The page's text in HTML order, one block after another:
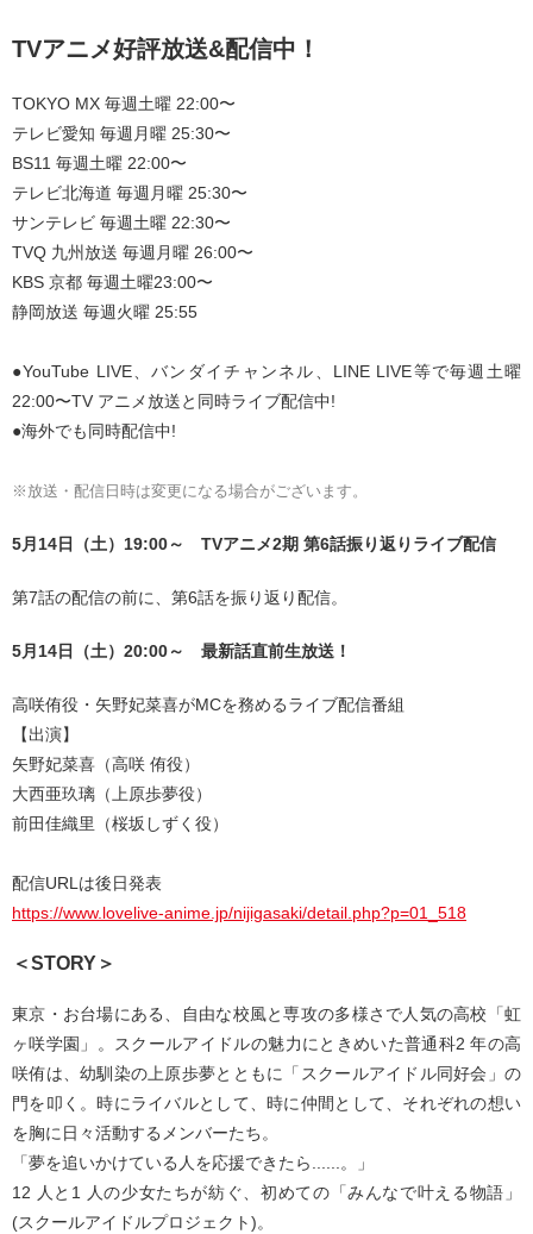
TVアニメ好評放送&配信中！
TOKYO MX 毎週土曜 22:00〜
テレビ愛知 毎週月曜 25:30〜
BS11 毎週土曜 22:00〜
テレビ北海道 毎週月曜 25:30〜
サンテレビ 毎週土曜 22:30〜
TVQ 九州放送 毎週月曜 26:00〜
KBS 京都 毎週土曜23:00〜
静岡放送 毎週火曜 25:55
●YouTube LIVE、バンダイチャンネル、LINE LIVE等で毎週土曜
22:00〜TV アニメ放送と同時ライブ配信中!
●海外でも同時配信中!
※放送・配信日時は変更になる場合がございます。
5月14日（土）19:00～ TVアニメ2期 第6話振り返りライブ配信
第7話の配信の前に、第6話を振り返り配信。
5月14日（土）20:00～ 最新話直前生放送！
高咲侑役・矢野妃菜喜がMCを務めるライブ配信番組
【出演】
矢野妃菜喜（高咲 侑役）
大西亜玖璃（上原歩夢役）
前田佳織里（桜坂しずく役）
配信URLは後日発表
https://www.lovelive-anime.jp/nijigasaki/detail.php?p=01_518
＜STORY＞
東京・お台場にある、自由な校風と専攻の多様さで人気の高校「虹
ヶ咲学園」。スクールアイドルの魅力にときめいた普通科2 年の高
咲侑は、幼馴染の上原歩夢とともに「スクールアイドル同好会」の
門を叩く。時にライバルとして、時に仲間として、それぞれの想い
を胸に日々活動するメンバーたち。
「夢を追いかけている人を応援できたら......。」
12 人と1 人の少女たちが紡ぐ、初めての「みんなで叶える物語」
(スクールアイドルプロジェクト)。